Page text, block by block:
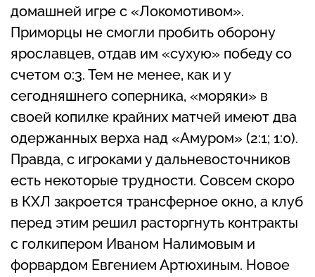
домашней игре с «Локомотивом».
Приморцы не смогли пробить оборону
ярославцев, отдав им «сухую» победу со
счетом 0:3. Тем не менее, как и у
сегодняшнего соперника, «моряки» в
своей копилке крайних матчей имеют два
одержанных верха над «Амуром» (2:1; 1:0).
Правда, с игроками у дальневосточников
есть некоторые трудности. Совсем скоро
в КХЛ закроется трансферное окно, а клуб
перед этим решил расторгнуть контракты
с голкипером Иваном Налимовым и
форвардом Евгением Артюхиным. Новое